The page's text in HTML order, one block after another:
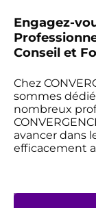
Engagez-
Conseil et
Chez
sommes
nombreux
avancer dans
efficacement